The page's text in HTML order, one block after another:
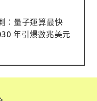
：量子運算最快
年引爆數兆美元